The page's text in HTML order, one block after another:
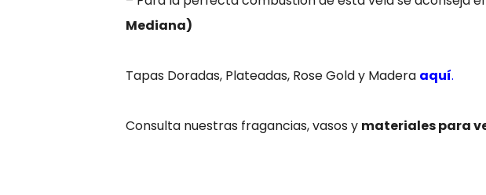
Mediana)
Tapas Doradas, Plateadas, Rose Gold y Madera aquí.
Consulta nuestras fragancias, vasos y materiales para